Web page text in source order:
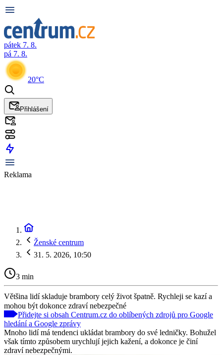
pátek 7. 8.
pá 7. 8.
20°C
Přihlášení
Reklama
Ženské centrum
31. 5. 2026, 10:50
3 min
Většina lidí skladuje brambory celý život špatně. Rychleji se kazí a
mohou být dokonce zdraví nebezpečné
Přidejte si obsah Centrum.cz do oblíbených zdrojů pro Google
hledání a Google zprávy
Mnoho lidí má tendenci ukládat brambory do své ledničky. Bohužel
však tímto způsobem urychlují jejich kažení, a dokonce je činí
zdraví nebezpečnými.